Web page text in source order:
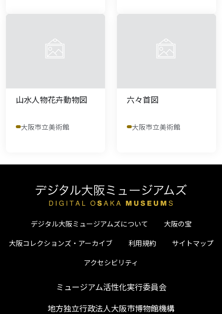
山水人物花卉動物図
大阪市立美術館
六々首図
大阪市立美術館
デジタル大阪ミュージアムズについて
大阪の宝
大阪コレクションズ・アーカイブ
利用規約
サイトマップ
アクセシビリティ
ミュージアム活性化実行委員会
地方独立行政法人大阪市博物館機構